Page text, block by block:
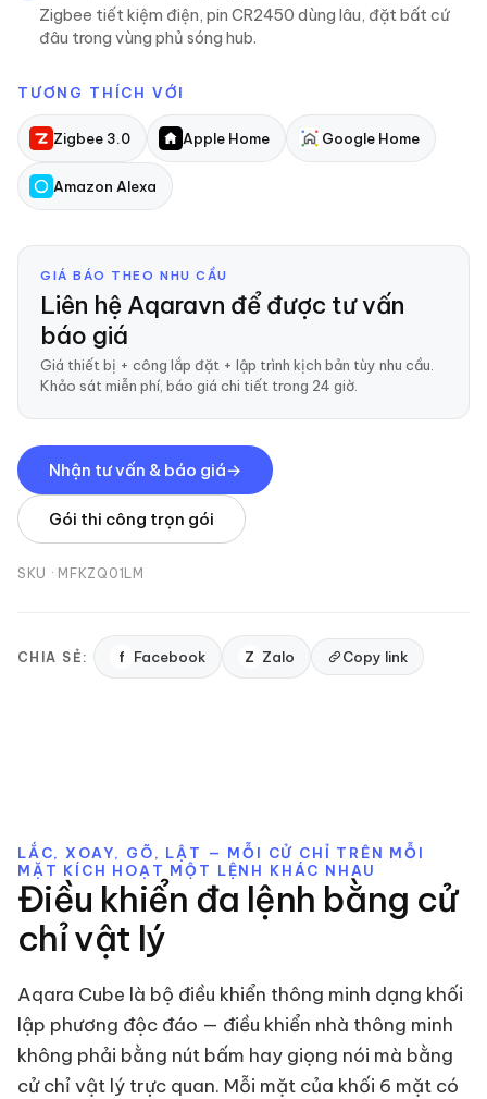
Zigbee tiết kiệm điện, pin CR2450 dùng lâu, đặt bất cứ
đâu trong vùng phủ sóng hub.
TƯƠNG THÍCH VỚI
Zigbee 3.0 Apple Home Google Home
Amazon Alexa
GIÁ BÁO THEO NHU CẦU
Liên hệ Aqaravn để được tư vấn
báo giá
Giá thiết bị + công lắp đặt + lập trình kịch bản tùy nhu cầu.
Khảo sát miễn phí, báo giá chi tiết trong 24 giờ.
Nhận tư vấn & báo giá
Gói thi công trọn gói
SKU · MFKZQ01LM
CHIA SẺ: f Facebook Z Zalo Copy link
LẮC, XOAY, GÕ, LẬT — MỖI CỬ CHỈ TRÊN MỖI
MẶT KÍCH HOẠT MỘT LỆNH KHÁC NHAU
Điều khiển đa lệnh bằng cử
chỉ vật lý
Aqara Cube là bộ điều khiển thông minh dạng khối
lập phương độc đáo — điều khiển nhà thông minh
không phải bằng nút bấm hay giọng nói mà bằng
cử chỉ vật lý trực quan. Mỗi mặt của khối 6 mặt có